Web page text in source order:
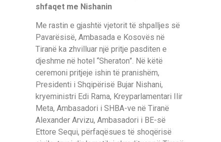
shfaqet me Nishanin
Me rastin e gjashtë vjetorit të shpalljes së
Pavarësisë, Ambasada e Kosovës në
Tiranë ka zhvilluar një pritje pasditen e
djeshme në hotel “Sheraton”. Në këtë
ceremoni pritjeje ishin të pranishëm,
Presidenti i Shqipërisë Bujar Nishani,
kryeministri Edi Rama, Kreyparlamentari Ilir
Meta, Ambasadori i SHBA-ve në Tiranë
Alexander Arvizu, Ambasadori i BE-së
Ettore Sequi, përfaqësues të shoqërisë